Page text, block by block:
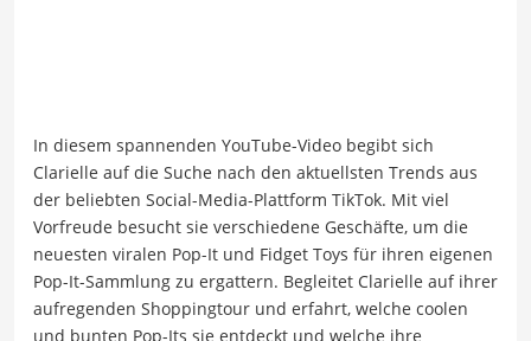
In diesem spannenden YouTube-Video begibt sich
Clarielle auf die Suche nach den aktuellsten Trends aus
der beliebten Social-Media-Plattform TikTok. Mit viel
Vorfreude besucht sie verschiedene Geschäfte, um die
neuesten viralen Pop-It und Fidget Toys für ihren eigenen
Pop-It-Sammlung zu ergattern. Begleitet Clarielle auf ihrer
aufregenden Shoppingtour und erfahrt, welche coolen
und bunten Pop-Its sie entdeckt und welche ihre